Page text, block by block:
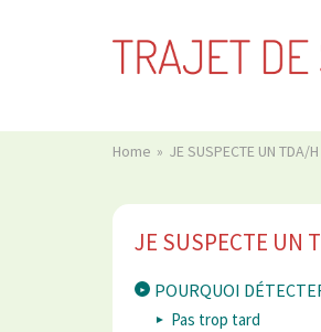
Home JE SUSPECTE UN TDA/H
JE SUSPECTE UN
POURQUOI
Pas trop tard